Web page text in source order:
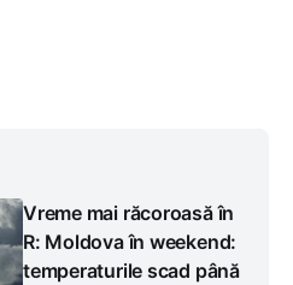
Vreme mai răcoroasă în
R: Moldova în weekend:
temperaturile scad până